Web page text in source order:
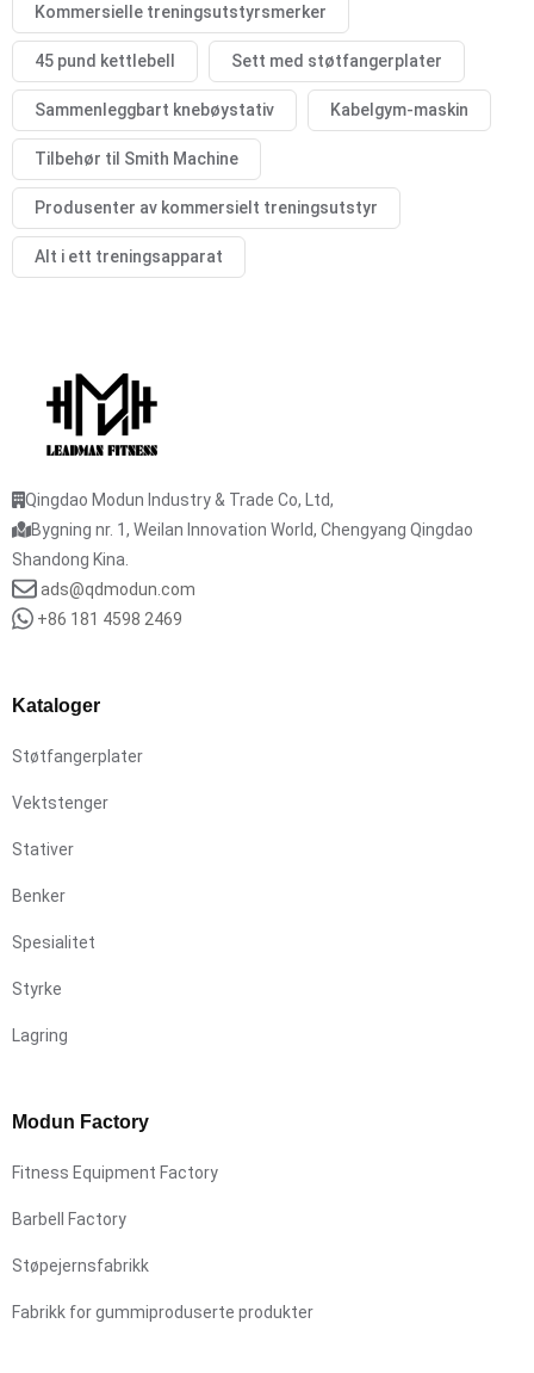
Kommersielle treningsutstyrsmerker
45 pund kettlebell Sett med støtfangerplater
Sammenleggbart knebøystativ Kabelgym-maskin
Tilbehør til Smith Machine
Produsenter av kommersielt treningsutstyr
Alt i ett treningsapparat
Qingdao Modun Industry & Trade Co, Ltd,
Bygning nr. 1, Weilan Innovation World, Chengyang Qingdao
Shandong Kina.
ads@qdmodun.com
+86 181 4598 2469
Kataloger
Støtfangerplater
Vektstenger
Stativer
Benker
Spesialitet
Styrke
Lagring
Modun Factory
Fitness Equipment Factory
Barbell Factory
Støpejernsfabrikk
Fabrikk for gummiproduserte produkter